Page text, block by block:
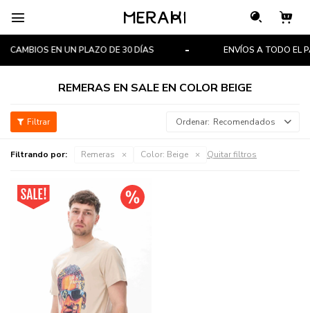

CAMBIOS EN UN PLAZO DE 30 DÍAS ENVÍOS A TODO EL
REMERAS EN SALE EN COLOR BEIGE
Recomendados
Filtrando por: Remeras Color: Beige Quitar filtros